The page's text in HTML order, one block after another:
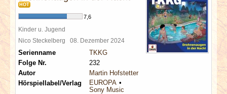
SPECIALS
REDAKTION
LINKS
ARCHIV
HOT
7,6
Kinder u. Jugend
Nico Steckelberg 08. Dezember 2024
Serienname
TKKG
Folge Nr.
232
Autor
Martin Hofstetter
Hörspiellabel/Verlag
EUROPA
Sony Music